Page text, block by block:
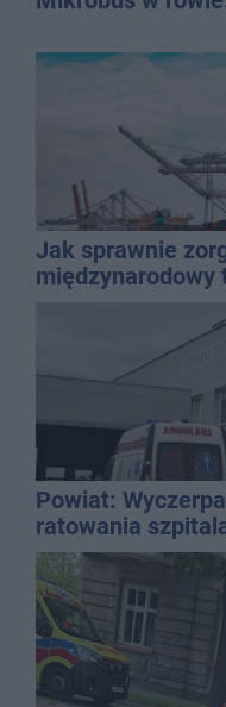
Jak sprawnie
międzynarodowy
Powiat:
ratowania